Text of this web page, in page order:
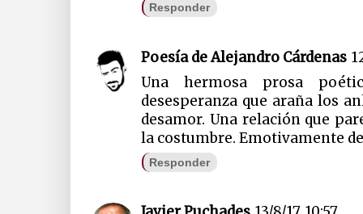
Responder
Poesía de Alejandro Cárdenas
Una hermosa prosa
desesperanza que araña los
desamor. Una relación que
la costumbre. Emotivamente
Responder